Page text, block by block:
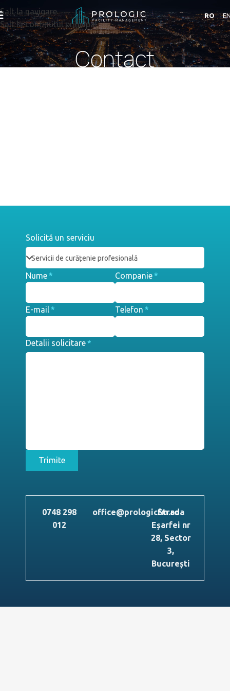
Salt la navigare
Salt la conținutul principal
RO
Contact
Solicită un serviciu
Nume*
E-mail*
Companie*
Telefon *
Detalii solicitare*
Trimite
0748 298
012
office@prologicfm.ro
Strada
Eșarfei nr
28, Sector
3,
București